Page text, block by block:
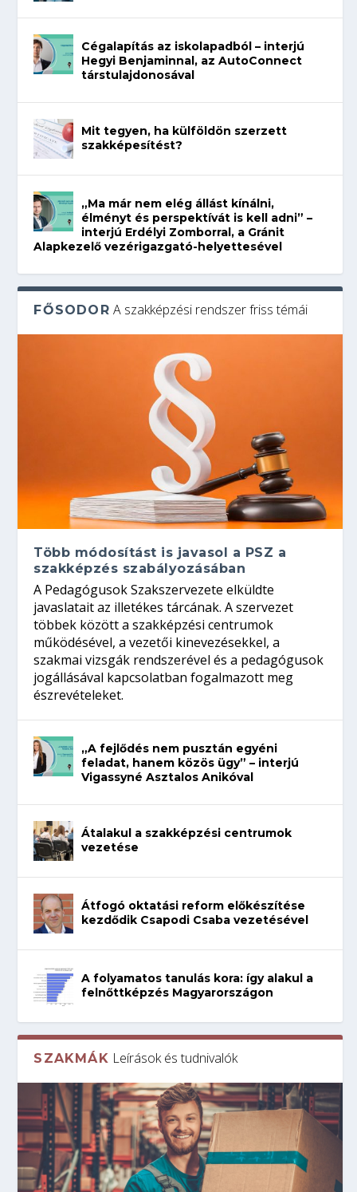
Cégalapítás az iskolapadból – interjú
Hegyi Benjaminnal, az AutoConnect
társtulajdonosával
Mit tegyen, ha külföldön szerzett
szakképesítést?
„Ma már nem elég állást kínálni,
élményt és perspektívát is kell adni” –
interjú Erdélyi Zomborral, a Gránit
Alapkezelő vezérigazgató-helyettesével
FŐSODOR A szakképzési rendszer friss témái
Több módosítást is javasol a PSZ a
szakképzés szabályozásában
A Pedagógusok Szakszervezete elküldte
javaslatait az illetékes tárcának. A szervezet
többek között a szakképzési centrumok
működésével, a vezetői kinevezésekkel, a
szakmai vizsgák rendszerével és a pedagógusok
jogállásával kapcsolatban fogalmazott meg
észrevételeket.
„A fejlődés nem pusztán egyéni
feladat, hanem közös ügy” – interjú
Vigassyné Asztalos Anikóval
Átalakul a szakképzési centrumok
vezetése
Átfogó oktatási reform előkészítése
kezdődik Csapodi Csaba vezetésével
A folyamatos tanulás kora: így alakul a
felnőttképzés Magyarországon
SZAKMÁK Leírások és tudnivalók